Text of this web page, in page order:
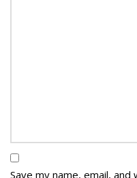
Save my name, email,